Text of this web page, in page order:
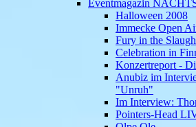
Eventmagazin
Halloween 2008
Immecke Open
Fury in the
Celebration in
Konzertreport -
Anubiz im
"Unruh"
Im Interview:
Pointers-Head